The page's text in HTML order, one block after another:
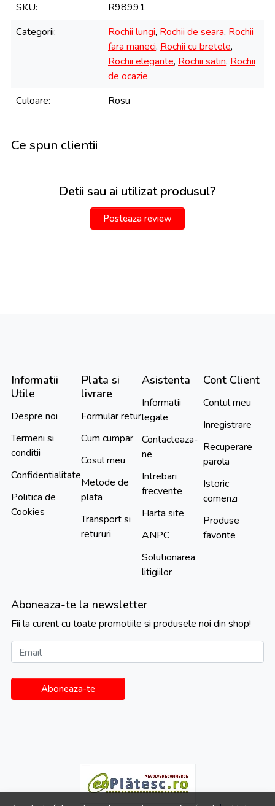
SKU
R98991
Categorii
Rochii lungi, Rochii de seara, Rochii
fara maneci, Rochii cu bretele,
Rochii elegante, Rochii satin, Rochii
de ocazie
Culoare
Rosu
Ce spun clientii
Detii sau ai utilizat produsul?
Posteaza review
Informatii
Utile
Despre noi
Termeni si
conditii
Confidentialitate
Politica de
Cookies
Plata si
livrare
Formular retur
Cum cumpar
Cosul meu
Metode de
plata
Transport si
retururi
Asistenta
Informatii
legale
Contacteaza-
ne
Intrebari
frecvente
Harta site
ANPC
Solutionarea
litigiilor
Cont Client
Contul meu
Inregistrare
Recuperare
parola
Istoric
comenzi
Produse
favorite
Aboneaza-te la newsletter
Fii la curent cu toate promotiile si produsele noi din shop!
Email
Aboneaza-te